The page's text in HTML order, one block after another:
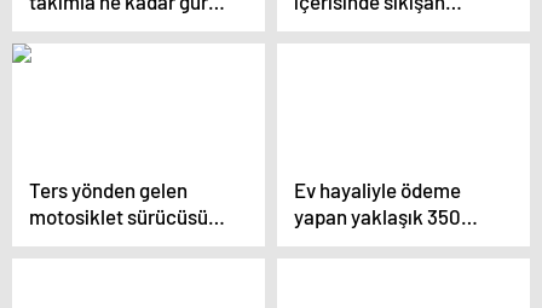
duyduğumu
anlatamam”
‘anne’ için ekipler
Ters yönden gelen
motosiklet sürücüsü
genç kıza böyle çarptı
Ev hayaliyle ödeme
yapan yaklaşık 350
kişi, 8 yıldır evlerine